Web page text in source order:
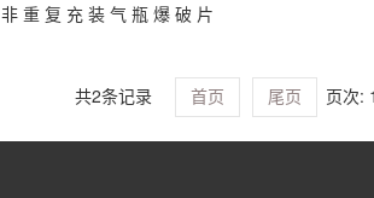
非 重 复 充 装 气 瓶 爆 破 片
共2条记录 首页 尾页 页次